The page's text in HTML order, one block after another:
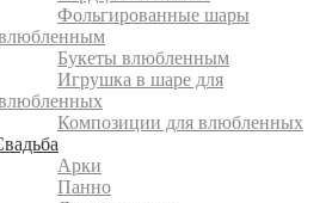
Фольгированные шары
Букеты влюбленным
Игрушка в шаре для
Композиции для влюбленных
Арки
Панно